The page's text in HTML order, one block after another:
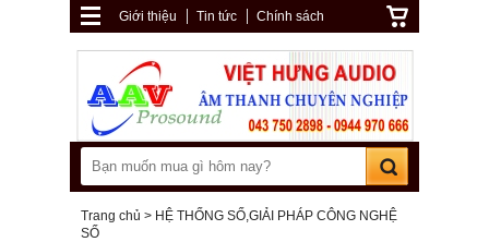
Giới thiệu Tin tức Chính sách
Trang chủ
HỆ THỐNG SỐ,GIẢI PHÁP CÔNG NGHỆ
SỐ